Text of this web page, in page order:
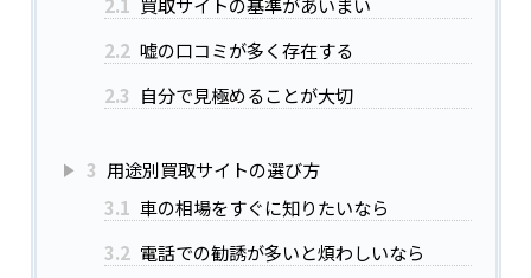
2.2 嘘の口コミが多く存在する
2.3 自分で見極めることが大切
3 用途別買取サイトの選び方
3.1 車の相場をすぐに知りたいなら
3.2 電話での勧誘が多いと煩わしいなら